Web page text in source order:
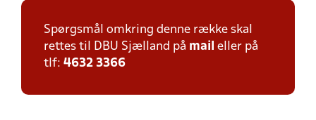
Spørgsmål omkring denne række skal
rettes til DBU Sjælland på mail eller på
tlf: 4632 3366